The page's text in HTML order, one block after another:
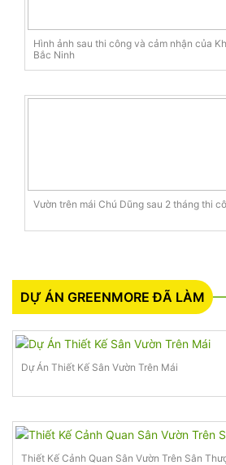
Hình ảnh sau thi công và cảm nhận của
Bắc Ninh
Vườn trên mái Chú Dũng sau 2 tháng thi
DỰ ÁN GREENMORE ĐÃ LÀM
Dự Án Thiết Kế Sân Vườn Trên Mái
Thiết Kế Cảnh Quan Sân Vườn Trên Sân